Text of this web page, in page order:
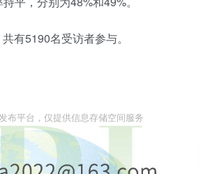
有5190名受访者参与。
布平台，仅提供信息存储空间服务